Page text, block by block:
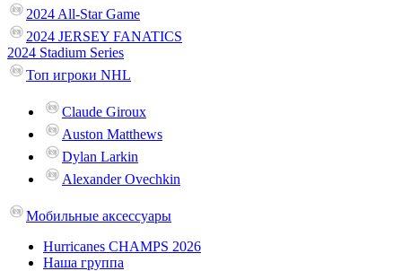
2024 All-Star Game
2024 JERSEY FANATICS
2024 Stadium Series
Топ игроки NHL
Claude Giroux
Auston Matthews
Dylan Larkin
Alexander Ovechkin
Мобильные аксессуары
Hurricanes CHAMPS 2026
Наша группа